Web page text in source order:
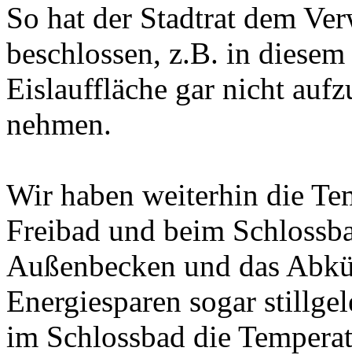
So hat der Stadtrat dem
beschlossen, z.B. in
Eislauffläche gar nicht
nehmen.
Wir haben weiterhin die
Freibad und beim
Außenbecken und das
Energiesparen sogar
im Schlossbad die